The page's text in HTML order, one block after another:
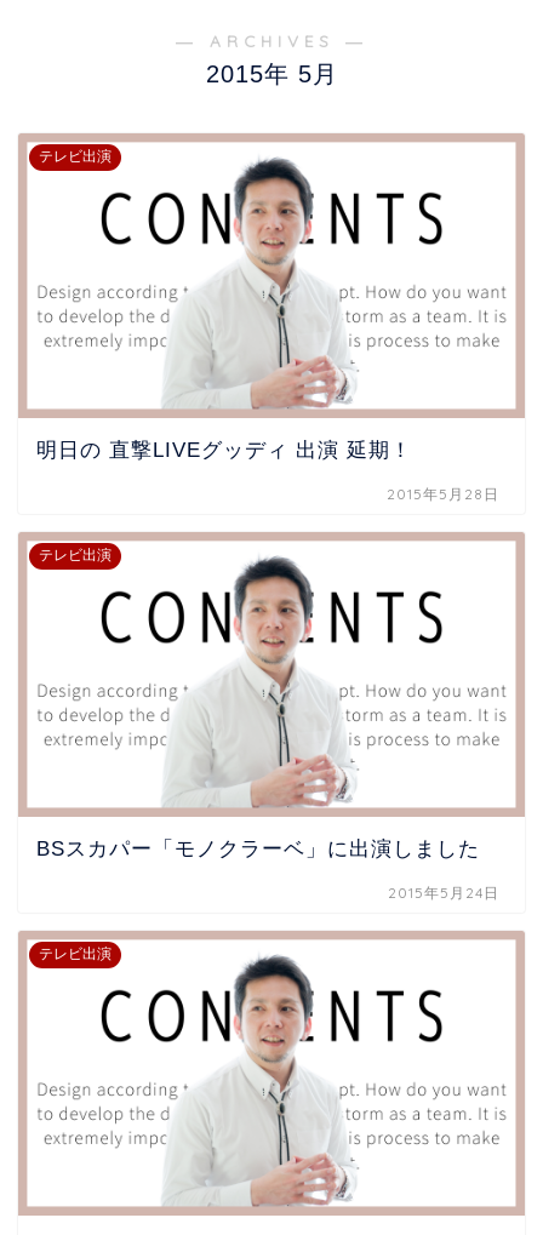
― ARCHIVES ―
2015年 5月
テレビ出演
明日の 直撃LIVEグッディ 出演 延期！
2015年5月28日
テレビ出演
BSスカパー「モノクラーベ」に出演しました
2015年5月24日
テレビ出演